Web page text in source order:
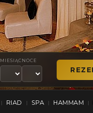
MIESIĄCNOCE
| RIAD | SPA | HAMMAM |